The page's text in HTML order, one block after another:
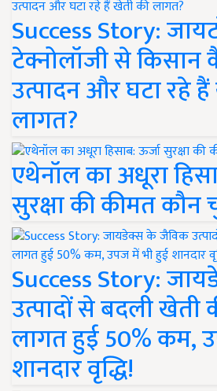
Success Story:
टेक्नोलॉजी से किसान
उत्पादन और घटा रहे
लागत?
एथेनॉल का अधूरा
सुरक्षा की कीमत कौन
Success Story:
उत्पादों से बदली खेती
लागत हुई 50% कम,
शानदार वृद्धि!